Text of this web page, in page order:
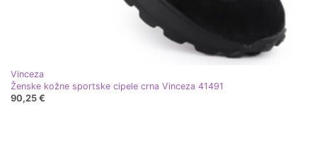
Vinceza
Ženske kožne sportske cipele crna Vinceza 41491
90,25 €